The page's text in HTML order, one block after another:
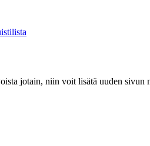
jotain, niin voit lisätä uuden sivun